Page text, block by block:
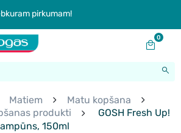
pirkumam!
0
Matiem
Matu kopšana
produkti
GOSH Fresh Up!
150ml